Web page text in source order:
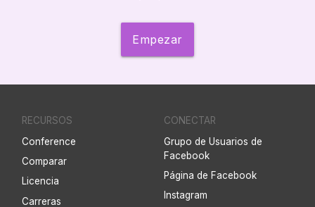
Empezar
RECURSOS
Conference
Comparar
Licencia
Carreras
CONECTAR
Grupo de Usuarios de
Facebook
Página de Facebook
Instagram